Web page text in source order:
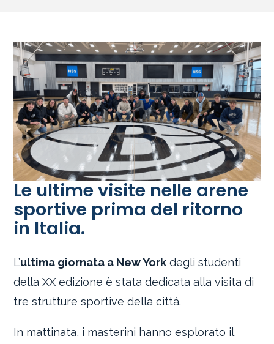
Le ultime visite nelle arene
sportive prima del ritorno
in Italia.
L’ultima giornata a New York degli studenti
della XX edizione è stata dedicata alla visita di
tre strutture sportive della città.
In mattinata, i masterini hanno esplorato il